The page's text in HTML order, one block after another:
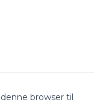
browser til